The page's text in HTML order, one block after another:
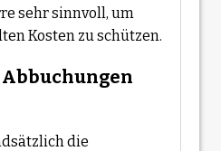
sehr sinnvoll, um
Kosten zu schützen.
die